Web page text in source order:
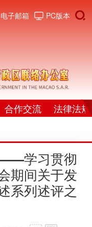
PC版本
电子邮箱
合作交流 法律法规
学习贯彻
期间关于发
系列述评之